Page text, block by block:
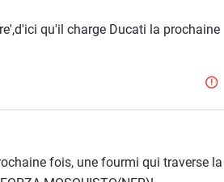
qu'il charge Ducati la prochaine
fois, une fourmi qui traverse la